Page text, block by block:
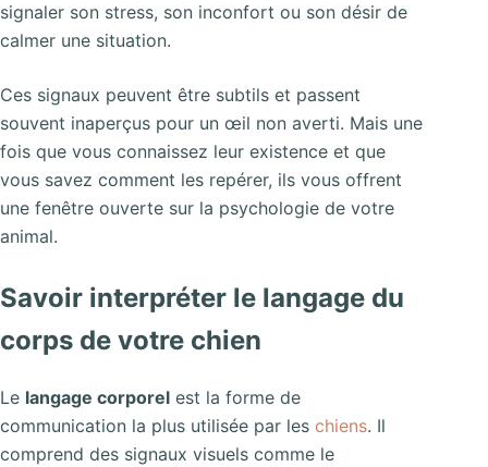
signaler son stress, son inconfort ou son désir de
calmer une situation.
Ces signaux peuvent être subtils et passent
souvent inaperçus pour un œil non averti. Mais une
fois que vous connaissez leur existence et que
vous savez comment les repérer, ils vous offrent
une fenêtre ouverte sur la psychologie de votre
animal.
Savoir interpréter le langage du
corps de votre chien
Le langage corporel est la forme de
communication la plus utilisée par les chiens. Il
comprend des signaux visuels comme le